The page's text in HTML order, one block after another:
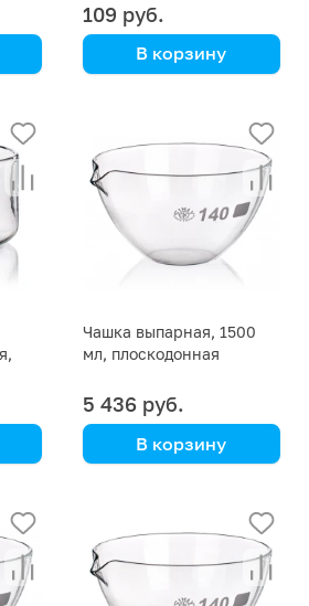
109 руб.
В корзину
(Кат. № 2280/555 492
003 090 Simax), 75 шт. в
упаковке
Чашка выпарная, 1500
мл, плоскодонная
5 436 руб.
В корзину
(Кат. № 179/632 411 629
190) (Simax)